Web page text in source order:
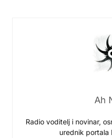
Ah
Radio voditelj i novinar,
urednik portala